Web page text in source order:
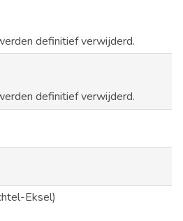
definitief verwijderd.
definitief verwijderd.
Eksel)